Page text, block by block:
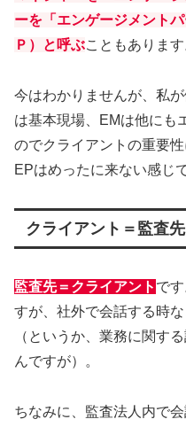
ーを「エンゲージメント
Ｐ）と呼ぶこともあります
今はわかりませんが、私
は基本現場、EMは他にも
のでクライアントの重要
EPはめったに来ない感じ
クライアント＝監査先
監査先＝クライアント で
すが、社外で会話する時
（というか、業務に関す
んですが）。
ちなみに、監査法人内で会